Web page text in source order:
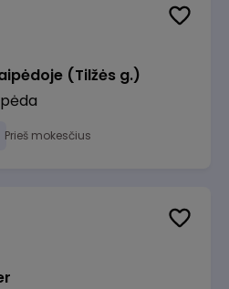
(Tilžės g.)
Prieš mokesčius